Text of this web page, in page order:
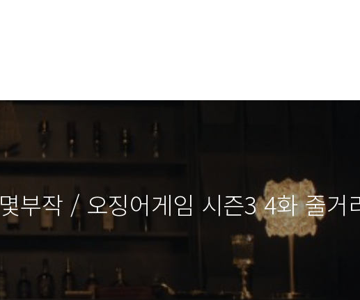
부작 / 오징어게임 시즌3 4화 줄거